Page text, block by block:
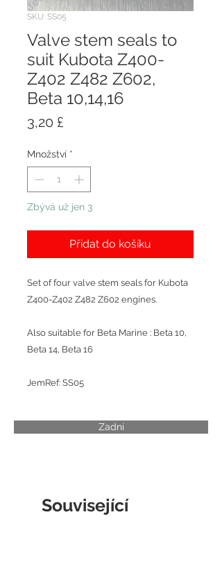
SKU: SS05
Valve stem seals to
suit Kubota Z400-
Z402 Z482 Z602,
Beta 10,14,16
3,20 £
Množství *
Zbývá už jen 3
Přidat do košíku
Set of four valve stem seals for Kubota
Z400-Z402 Z482 Z602 engines.
Also suitable for Beta Marine : Beta 10,
Beta 14, Beta 16
JemRef: SS05
Zadní
Související